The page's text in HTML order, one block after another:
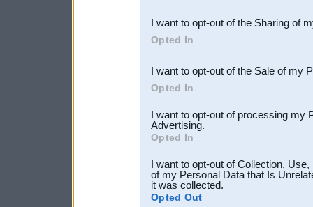
Downstream Participants
third parties.
I want to opt-out of the Sharing of
Opted In
I want to opt-out of the Sale of my
Opted In
I want to opt-out of processing my
Advertising.
Opted In
I want to opt-out of Collection,
of my Personal Data that Is
it was collected.
Opted Out